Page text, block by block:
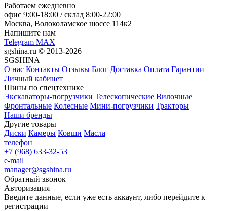
Работаем ежедневно
офис 9:00-18:00 / склад 8:00-22:00
Москва, Волоколамское шоссе 114к2
Напишите нам
Telegram MAX
sgshina.ru © 2013-2026
SGSHINA
О нас Контакты Отзывы Блог Доставка Оплата Гарантии
Личный кабинет
Шины по спецтехнике
Экскаваторы-погрузчики Телескопические Вилочные
Фронтальные Колесные Мини-погрузчики Тракторы
Наши бренды
Другие товары
Диски Камеры Ковши Масла
телефон
+7 (968) 633-32-53
e-mail
manager@sgshina.ru
Обратный звонок
Авторизация
Введите данные, если уже есть аккаунт, либо перейдите к
регистрации